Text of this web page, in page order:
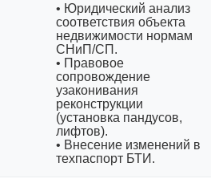
• Юридический анализ
соответствия объекта
недвижимости нормам
СНиП/СП.
• Правовое
сопровождение
узаконивания
реконструкции
(установка пандусов,
лифтов).
• Внесение изменений в
техпаспорт БТИ.